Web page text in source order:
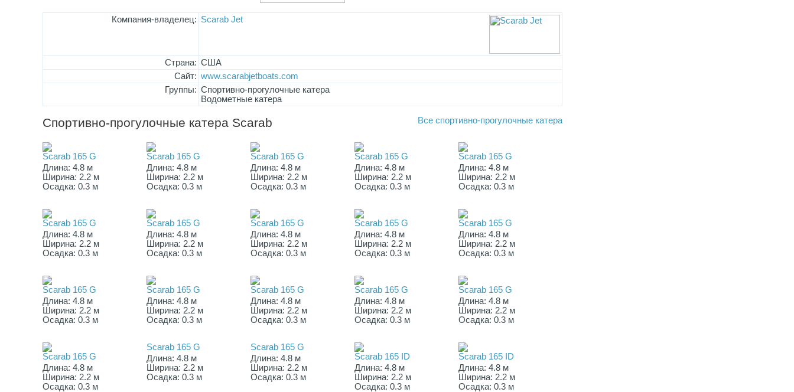
Компания-владелец: Scarab Jet
Страна: США
Сайт: www.scarabjetboats.com
Группы: Спортивно-прогулочные катера
Водометные катера
Спортивно-прогулочные катера Scarab Все спортивно-прогулочные катера
Scarab 165 G
Длина: 4.8 м
Ширина: 2.2 м
Осадка: 0.3 м
Scarab 165 G
Длина: 4.8 м
Ширина: 2.2 м
Осадка: 0.3 м
Scarab 165 G
Длина: 4.8 м
Ширина: 2.2 м
Осадка: 0.3 м
Scarab 165 G
Длина: 4.8 м
Ширина: 2.2 м
Осадка: 0.3 м
Scarab 165 G
Длина: 4.8 м
Ширина: 2.2 м
Осадка: 0.3 м
Scarab 165 G
Длина: 4.8 м
Ширина: 2.2 м
Осадка: 0.3 м
Scarab 165 G
Длина: 4.8 м
Ширина: 2.2 м
Осадка: 0.3 м
Scarab 165 G
Длина: 4.8 м
Ширина: 2.2 м
Осадка: 0.3 м
Scarab 165 G
Длина: 4.8 м
Ширина: 2.2 м
Осадка: 0.3 м
Scarab 165 G
Длина: 4.8 м
Ширина: 2.2 м
Осадка: 0.3 м
Scarab 165 G
Длина: 4.8 м
Ширина: 2.2 м
Осадка: 0.3 м
Scarab 165 G
Длина: 4.8 м
Ширина: 2.2 м
Осадка: 0.3 м
Scarab 165 G
Длина: 4.8 м
Ширина: 2.2 м
Осадка: 0.3 м
Scarab 165 G
Длина: 4.8 м
Ширина: 2.2 м
Осадка: 0.3 м
Scarab 165 G
Длина: 4.8 м
Ширина: 2.2 м
Осадка: 0.3 м
Scarab 165 G
Длина: 4.8 м
Ширина: 2.2 м
Осадка: 0.3 м
Scarab 165 G
Длина: 4.8 м
Ширина: 2.2 м
Осадка: 0.3 м
Scarab 165 G
Длина: 4.8 м
Ширина: 2.2 м
Осадка: 0.3 м
Scarab 165 ID
Длина: 4.8 м
Ширина: 2.2 м
Осадка: 0.3 м
Scarab 165 ID
Длина: 4.8 м
Ширина: 2.2 м
Осадка: 0.3 м